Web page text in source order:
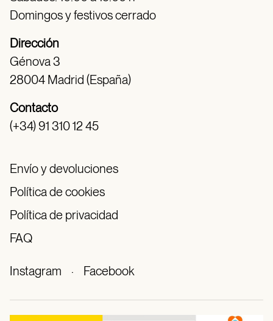
Domingos y festivos cerrado
Dirección
Génova 3
28004 Madrid (España)
Contacto
(+34) 91 310 12 45
Envío y devoluciones
Política de cookies
Política de privacidad
FAQ
Instagram · Facebook